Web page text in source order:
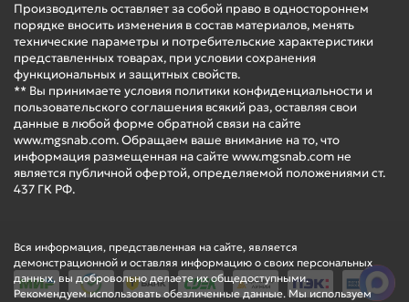
Вся информация, представленная на сайте, является
демонстрационной и оставляя информацию о своих персональных
данных, вы добровольно делаете их общедоступными.
Рекомендуем использовать обезличенные данные. Мы используем
Производитель оставляет за собой право в одностороннем
порядке вносить изменения в состав материалов, менять
технические параметры и потребительские характеристики
представленных товарах, при условии сохранения
функциональных и защитных свойств.
** Вы принимаете условия политики конфиденциальности и
пользовательского соглашения всякий раз, оставляя свои
данные в любой форме обратной связи на сайте
www.mgsnab.com. Обращаем ваше внимание на то, что
информация размещенная на сайте www.mgsnab.com не
является публичной офертой, определяемой положениями ст.
437 ГК РФ.